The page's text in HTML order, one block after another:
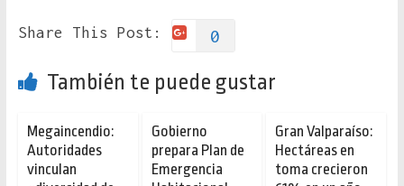
Share This Post: 0
También te puede gustar
Megaincendio:
Autoridades
vinculan
Gobierno
prepara Plan de
Emergencia
Gran Valparaíso:
Hectáreas en
toma crecieron